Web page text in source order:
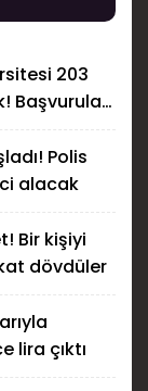
203
Başvurular
Polis
alacak
Bir kişiyi
dövdüler
lira çıktı